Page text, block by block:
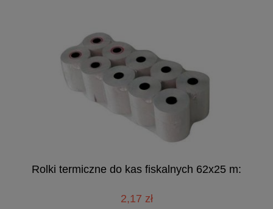
Rolki termiczne do kas fiskalnych 62x25 m:
2,17 zł